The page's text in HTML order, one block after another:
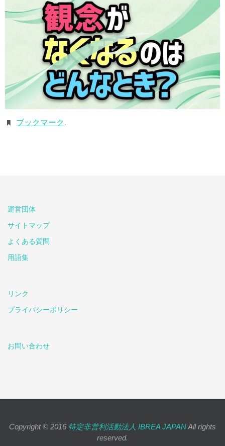
ブックマーク .
運営団体
サイトマップ
よくある質問
用語集
リンク
プライバシーポリシー
お問い合わせ
Copyright © 2016 特定非営利活動法人 IBREA JAPANAll rights
reserved.